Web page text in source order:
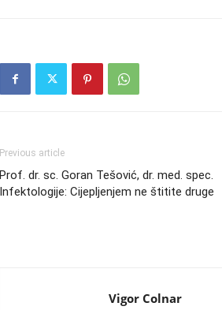
Previous article
Prof. dr. sc. Goran Tešović, dr. med. spec.
Infektologije: Cijepljenjem ne štitite druge
Vigor Colnar